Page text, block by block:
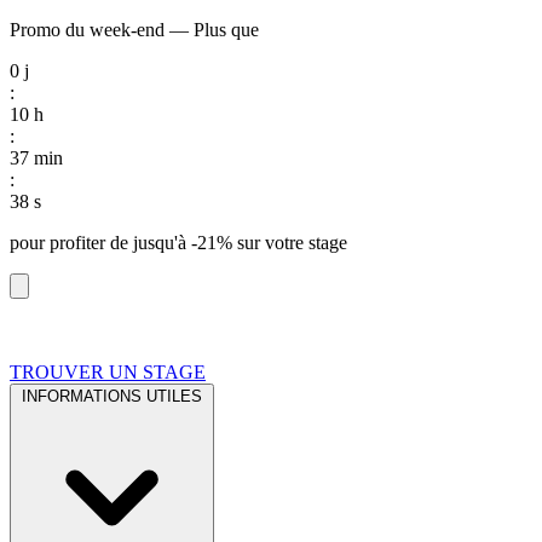
Promo du week-end — Plus que
0 j
:
10 h
:
37 min
:
38 s
pour profiter de jusqu'à -21% sur votre stage
TROUVER UN STAGE
INFORMATIONS UTILES